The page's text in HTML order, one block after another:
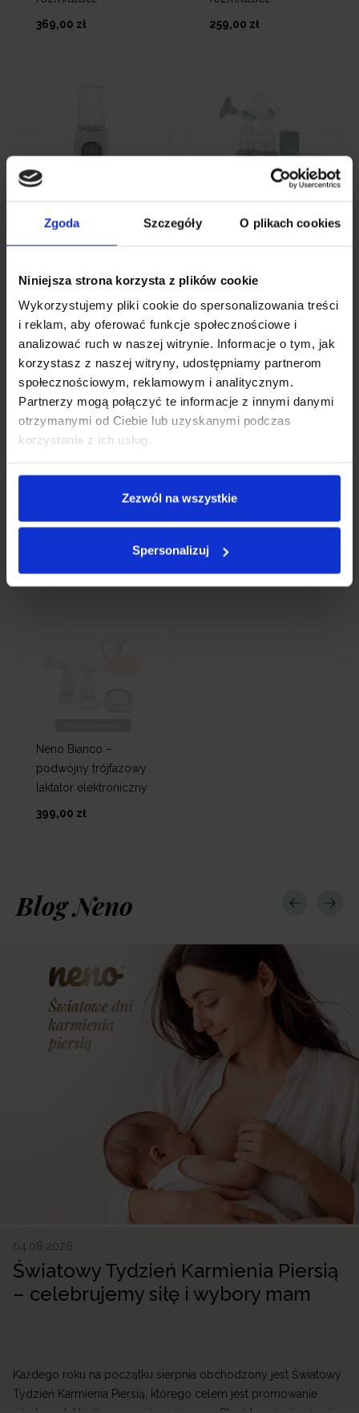
Zgoda Szczegóły O plikach cookies
Niniejsza strona korzysta z plików cookie
Wykorzystujemy pliki cookie do spersonalizowania treści
i reklam, aby oferować funkcje społecznościowe i
analizować ruch w naszej witrynie. Informacje o tym, jak
korzystasz z naszej witryny, udostępniamy partnerom
społecznościowym, reklamowym i analitycznym.
Partnerzy mogą połączyć te informacje z innymi danymi
otrzymanymi od Ciebie lub uzyskanymi podczas
korzystania z ich usług.
Zezwól na wszystkie
Spersonalizuj
369,00 zł
259,00 zł
podgrzewacz,
159,00 zł
podwójny
laktator elektroniczny
343,00 zł
Neno Camino –
bezprzewodowy
399,00 zł
Neno Due –
podwójny
elektroniczny
269,00 zł
Neno Bianco –
podwójny trójfazowy
laktator elektroniczny
399,00 zł
Blog Neno
04.08.2026
Światowy Tydzień Karmienia Piersią
– celebrujemy siłę i wybory mam
Każdego roku na początku sierpnia obchodzony jest Światowy
Tydzień Karmienia Piersią, którego celem jest promowanie